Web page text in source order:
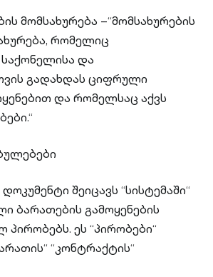
მომსახურება –“მომსახურების
რომელიც
და
გადახდას ციფრული
და რომელსაც აქვს
შეიცავს “სისტემაში“
ბარათების გამოყენების
ეს “პირობები“
“კონტრაქტის“